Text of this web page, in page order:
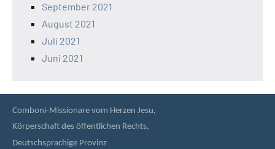
September 2021
August 2021
Juli 2021
Juni 2021
Comboni-Missionare vom Herzen Jesu,
Körperschaft des öffentlichen Rechts,
Deutschsprachige Provinz